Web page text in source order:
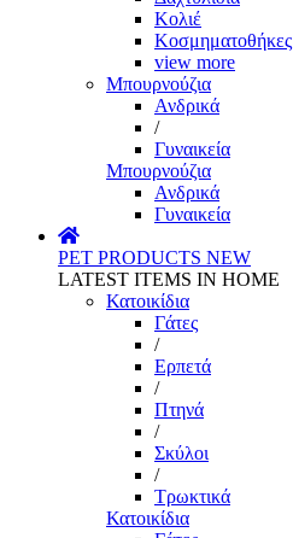
Κολιέ
Κοσμηματοθήκες
view more
Μπουρνούζια
Ανδρικά
/
Γυναικεία
Μπουρνούζια
Ανδρικά
Γυναικεία
PET PRODUCTS NEW
LATEST ITEMS IN HOME
Κατοικίδια
Γάτες
/
Ερπετά
/
Πτηνά
/
Σκύλοι
/
Τρωκτικά
Κατοικίδια